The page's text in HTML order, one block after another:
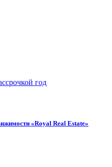
«Royal Real Estate»